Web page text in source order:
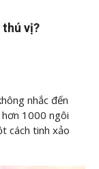
thú vị?
nhắc đến
1000 ngôi
cách tinh xảo